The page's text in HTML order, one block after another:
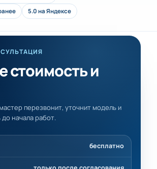
5.0 на Яндексе
стоимость и
перезвонит, уточнит модель и
начала работ.
бесплатно